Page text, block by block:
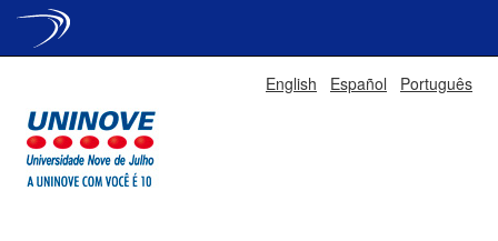
English Español Português